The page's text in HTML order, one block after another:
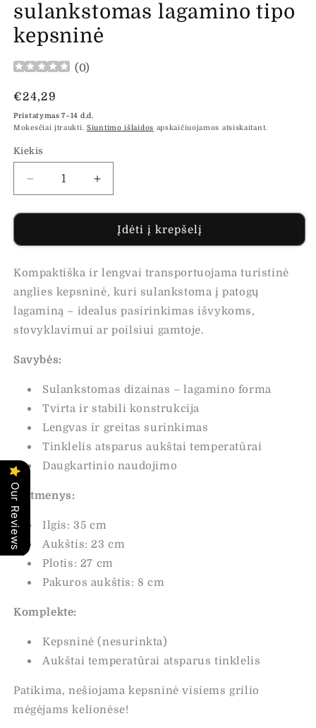
sulankstomas lagamino tipo
kepsninė
(0)
Įprasta
kaina
€24,29
Pristatymas 7–14 d.d.
Mokesčiai įtraukti. Siuntimo išlaidos apskaičiuojamos atsiskaitant.
Kiekis
Sumažinti
Turistinis
grilis
sulankstomas
tipo
kepsninė
kiekį
Padidinti
Turistinis
grilis
sulankstomas
tipo
kepsninė
kiekį
Įdėti į krepšelį
Kompaktiška ir lengvai transportuojama turistinė
anglies kepsninė, kuri sulankstoma į patogų
lagaminą – idealus pasirinkimas išvykoms,
stovyklavimui ar poilsiui gamtoje.
Savybės:
Sulankstomas dizainas – lagamino forma
Tvirta ir stabili konstrukcija
Lengvas ir greitas surinkimas
Tinklelis atsparus aukštai temperatūrai
Daugkartinio naudojimo
Matmenys:
Ilgis: 35 cm
Aukštis: 23 cm
Plotis: 27 cm
Pakuros aukštis: 8 cm
Komplekte:
Kepsninė (nesurinkta)
Aukštai temperatūrai atsparus tinklelis
Patikima, nešiojama kepsninė visiems grilio
mėgėjams kelionėse!
Our Reviews